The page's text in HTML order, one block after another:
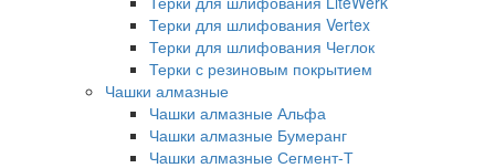
Терки для шлифования Vertex
Терки для шлифования Чеглок
Терки с резиновым покрытием
Чашки алмазные
Чашки алмазные Альфа
Чашки алмазные Бумеранг
Чашки алмазные Сегмент-Т